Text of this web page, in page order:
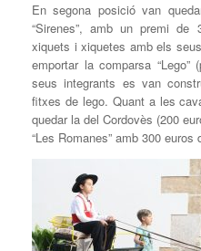
En segona posició van
“Sirenes”, amb un premi de
xiquets i xiquetes amb els
emportar la comparsa
seus integrants es van
fitxes de lego. Quant a les
quedar la del Cordovès (200
“Les Romanes” amb 300 euros